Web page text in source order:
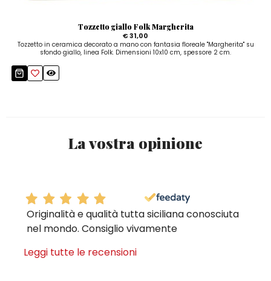
Tozzetto giallo Folk Margherita
€ 31,00
Tozzetto in ceramica decorato a mano con fantasia floreale "Margherita" su
sfondo giallo, linea Folk. Dimensioni 10x10 cm, spessore 2 cm.
La vostra opinione
Originalità e qualità tutta siciliana conosciuta
nel mondo. Consiglio vivamente
Leggi tutte le recensioni